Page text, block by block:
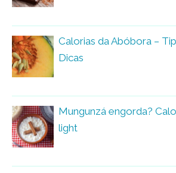
Calorias da Abóbora –
Dicas
Mungunzá engorda?
light